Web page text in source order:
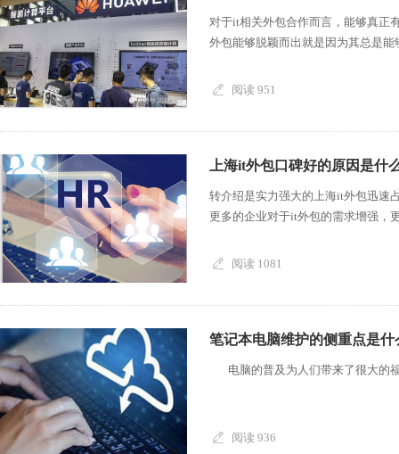
对于it相关外包合作而言，能够真正
外包能够脱颖而出就是因为其总是
阅读 951
上海it外包口碑好的原因是什
转介绍是实力强大的上海it外包迅速
更多的企业对于it外包的需求增强，
阅读 1081
笔记本电脑维护的侧重点是什
电脑的普及为人们带来了很大的
阅读 936